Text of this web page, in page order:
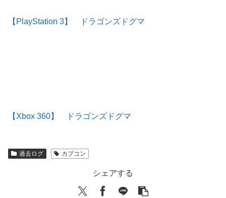
【PlayStation 3】 ドラゴンズドグマ
【Xbox 360】 ドラゴンズドグマ
過去ログ カプコン
シェアする